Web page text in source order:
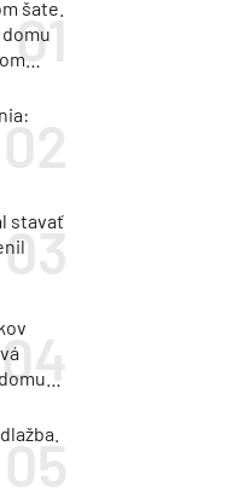
šate.
stavať